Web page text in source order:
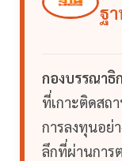
ฐ
กองบรรณาธิ
ที่เกาะติดสถ
การลงทุนอย่
ลึกที่ผ่านการ